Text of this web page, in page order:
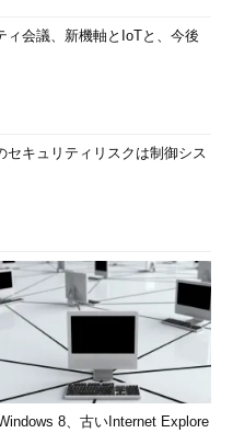
ィ会議、新機軸とIoTと、今後
セキュリティリスクは制御シス
8、古いInternet Explore